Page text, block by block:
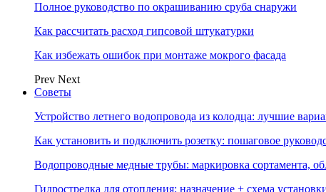
Полное руководство по окрашиванию сруба снаружи
Как рассчитать расход гипсовой штукатурки
Как избежать ошибок при монтаже мокрого фасада
Prev Next
Советы
Устройство летнего водопровода из колодца: лучшие
Как установить и подключить розетку: пошаговое
Водопроводные медные трубы: маркировка сортамента,
Гидрострелка для отопления: назначение + схема